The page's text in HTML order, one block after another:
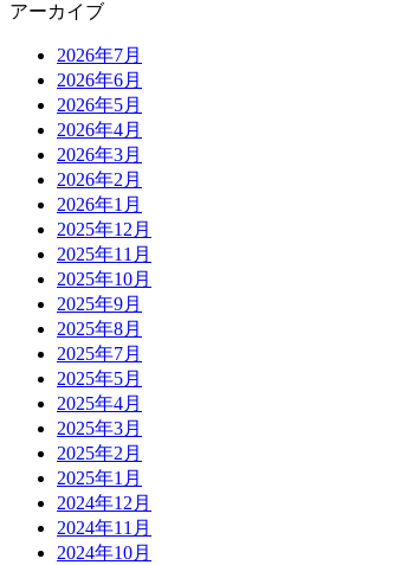
アーカイブ
2026年7月
2026年6月
2026年5月
2026年4月
2026年3月
2026年2月
2026年1月
2025年12月
2025年11月
2025年10月
2025年9月
2025年8月
2025年7月
2025年5月
2025年4月
2025年3月
2025年2月
2025年1月
2024年12月
2024年11月
2024年10月